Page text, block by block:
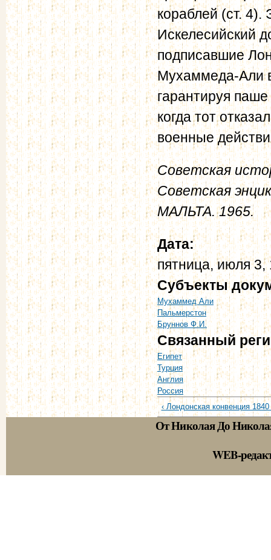
кораблей (ст. 4).
Искелесийский
подписавшие
Мухаммеда-Али
гарантируя
когда тот
военные
Советская
Советская
МАЛЬТА. 1965.
Дата:
пятница, июля 3,
Субъекты
Мухаммед Али
Пальмерстон
Бруннов Ф.И.
Связанный
Египет
Турция
Англия
Россия
‹ Лондонская конвенция
От Николая До
WEB-